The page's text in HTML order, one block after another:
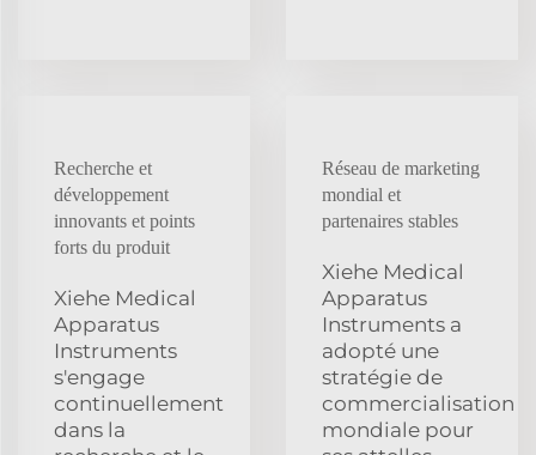
Recherche et
développement
innovants et points
forts du produit
Xiehe Medical
Apparatus
Instruments
s'engage
continuellement
dans la
Réseau de marketing
mondial et
partenaires stables
Xiehe Medical
Apparatus
Instruments a
adopté une
stratégie de
commercialisation
mondiale pour